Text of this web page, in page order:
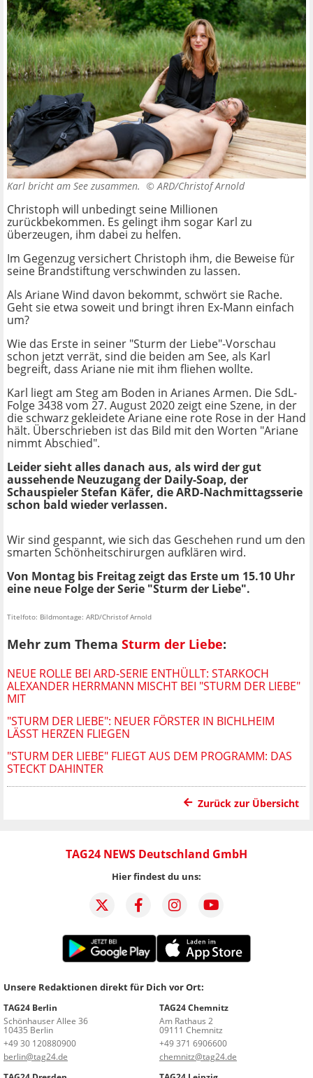
Karl bricht am See zusammen. © ARD/Christof Arnold
Christoph will unbedingt seine Millionen
zurückbekommen. Es gelingt ihm sogar Karl zu
überzeugen, ihm dabei zu helfen.
Im Gegenzug versichert Christoph ihm, die Beweise für
seine Brandstiftung verschwinden zu lassen.
Als Ariane Wind davon bekommt, schwört sie Rache.
Geht sie etwa soweit und bringt ihren Ex-Mann einfach
um?
Wie das Erste in seiner "Sturm der Liebe"-Vorschau
schon jetzt verrät, sind die beiden am See, als Karl
begreift, dass Ariane nie mit ihm fliehen wollte.
Karl liegt am Steg am Boden in Arianes Armen. Die SdL-
Folge 3438 vom 27. August 2020 zeigt eine Szene, in der
die schwarz gekleidete Ariane eine rote Rose in der Hand
hält. Überschrieben ist das Bild mit den Worten "Ariane
nimmt Abschied".
Leider sieht alles danach aus, als wird der gut
aussehende Neuzugang der Daily-Soap, der
Schauspieler Stefan Käfer, die ARD-Nachmittagsserie
schon bald wieder verlassen.
Wir sind gespannt, wie sich das Geschehen rund um den
smarten Schönheitschirurgen aufklären wird.
Von Montag bis Freitag zeigt das Erste um 15.10 Uhr
eine neue Folge der Serie "Sturm der Liebe".
Titelfoto: Bildmontage: ARD/Christof Arnold
Mehr zum Thema Sturm der Liebe:
NEUE ROLLE BEI ARD-SERIE ENTHÜLLT: STARKOCH
ALEXANDER HERRMANN MISCHT BEI "STURM DER LIEBE"
MIT
"STURM DER LIEBE": NEUER FÖRSTER IN BICHLHEIM
LÄSST HERZEN FLIEGEN
"STURM DER LIEBE" FLIEGT AUS DEM PROGRAMM: DAS
STECKT DAHINTER
Zurück zur Übersicht
TAG24 NEWS Deutschland GmbH
Hier findest du uns:
Unsere Redaktionen direkt für Dich vor Ort:
TAG24 Berlin
Schönhauser Allee 36
10435 Berlin
+49 30 120880900
berlin@tag24.de
TAG24 Chemnitz
Am Rathaus 2
09111 Chemnitz
+49 371 6906600
chemnitz@tag24.de